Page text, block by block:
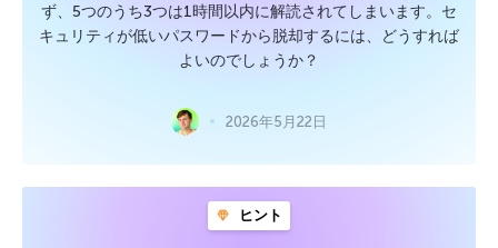
ず、5つのうち3つは1時間以内に解読されてしまいます。セ
キュリティが低いパスワードから脱却するには、どうすれば
よいのでしょうか？
2026年5月22日
ヒント